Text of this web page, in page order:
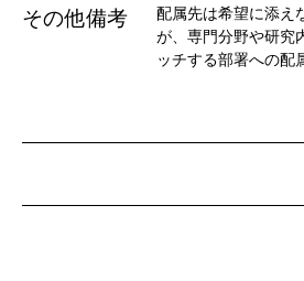
その他備考
配属先は希望に添え
が、専門分野や研究
ッチする部署への配